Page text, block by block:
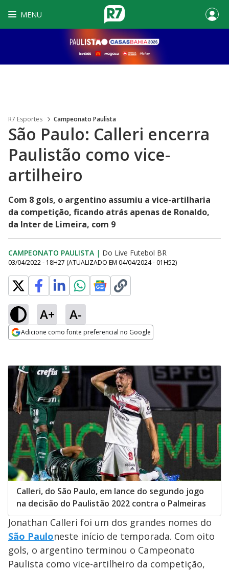
MENU
R7 Esportes Campeonato Paulista
São Paulo: Calleri encerra
Paulistão como vice-
artilheiro
Com 8 gols, o argentino assumiu a vice-artilharia
da competição, ficando atrás apenas de Ronaldo,
da Inter de Limeira, com 9
CAMPEONATO PAULISTA | Do Live Futebol BR
03/04/2022 - 18H27 (ATUALIZADO EM 04/04/2024 - 01H52)
A+ A-
Adicione como fonte preferencial no Google
Calleri, do São Paulo, em lance do segundo jogo
na decisão do Paulistão 2022 contra o Palmeiras
Jonathan Calleri foi um dos grandes nomes do
São Pauloneste início de temporada. Com oito
gols, o argentino terminou o Campeonato
Paulista como vice-artilheiro da competição,